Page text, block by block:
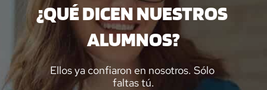
¿QUÉ DICEN NUESTROS
ALUMNOS?
Ellos ya confiaron en nosotros. Sólo
faltas tú.